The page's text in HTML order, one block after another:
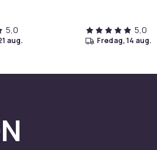
5,0
aug.
5,0
fredag, 14 aug.